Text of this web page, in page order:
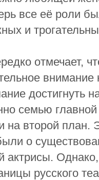
все её роли
и
отмечает,
достигнуть
семью
на второй план.
о
актрисы.
русского